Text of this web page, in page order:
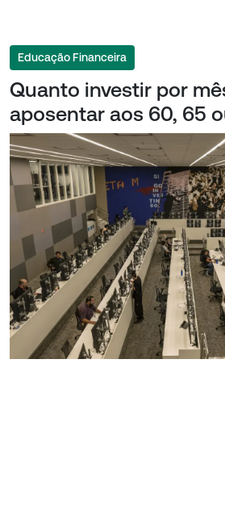
Educação Financeira
Quanto investir por
aposentar aos 60, 65